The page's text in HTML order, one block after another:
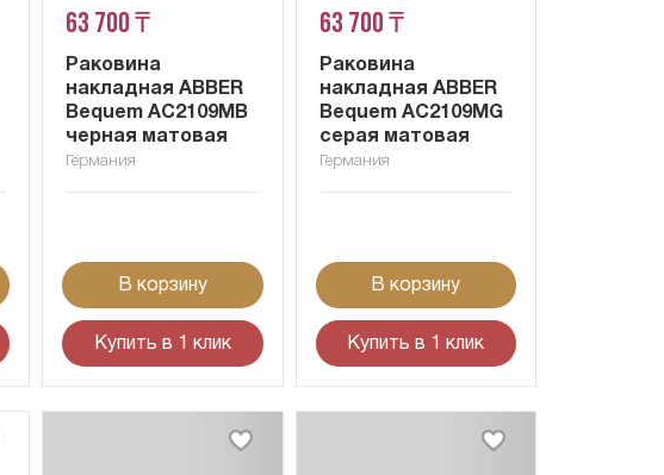
63 700 ₸
Раковина
накладная ABBER
Bequem AC2109MB
черная матовая
Германия
В корзину
Купить в 1 клик
63 700 ₸
Раковина
накладная ABBER
Bequem AC2109MG
серая матовая
Германия
В корзину
Купить в 1 клик